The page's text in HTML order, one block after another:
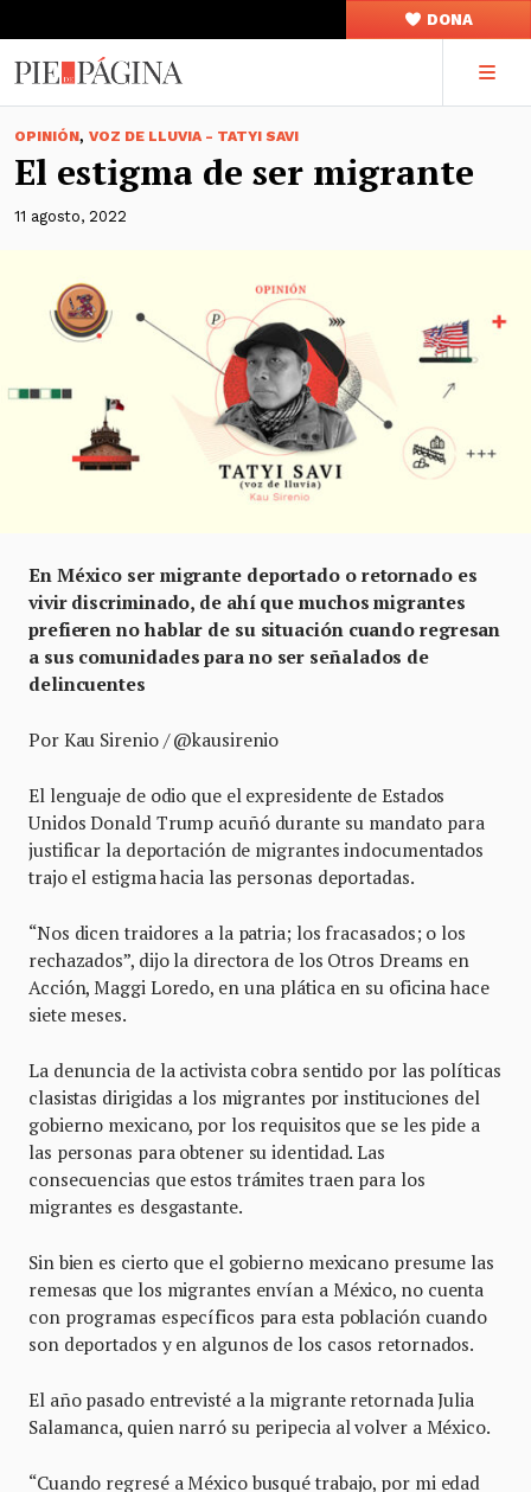
DONA
OPINIÓN, VOZ DE LLUVIA - TATYI SAVI
El estigma de ser migrante
11 agosto, 2022
En México ser migrante deportado o retornado es
vivir discriminado, de ahí que muchos migrantes
prefieren no hablar de su situación cuando regresan
a sus comunidades para no ser señalados de
delincuentes
Por Kau Sirenio / @kausirenio
El lenguaje de odio que el expresidente de Estados
Unidos Donald Trump acuñó durante su mandato para
justificar la deportación de migrantes indocumentados
trajo el estigma hacia las personas deportadas.
“Nos dicen traidores a la patria; los fracasados; o los
rechazados”, dijo la directora de los Otros Dreams en
Acción, Maggi Loredo, en una plática en su oficina hace
siete meses.
La denuncia de la activista cobra sentido por las políticas
clasistas dirigidas a los migrantes por instituciones del
gobierno mexicano, por los requisitos que se les pide a
las personas para obtener su identidad. Las
consecuencias que estos trámites traen para los
migrantes es desgastante.
Sin bien es cierto que el gobierno mexicano presume las
remesas que los migrantes envían a México, no cuenta
con programas específicos para esta población cuando
son deportados y en algunos de los casos retornados.
El año pasado entrevisté a la migrante retornada Julia
Salamanca, quien narró su peripecia al volver a México.
“Cuando regresé a México busqué trabajo, por mi edad